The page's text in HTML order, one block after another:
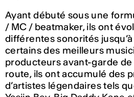
Ayant débuté sous une
/ MC / beatmaker, ils ont
différentes sonorités
certains des meilleurs
producteurs avant-garde de
route, ils ont accumulé des
d’artistes légendaires tels